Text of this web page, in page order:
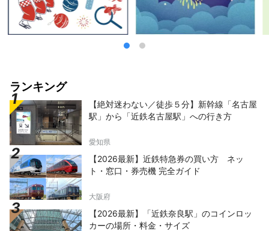
ランキング
【絶対迷わない／徒歩５分】新幹線「名古屋
駅」から「近鉄名古屋駅」への行き方
愛知県
【2026最新】近鉄特急券の買い方 ネッ
ト・窓口・券売機 完全ガイド
大阪府
【2026最新】「近鉄奈良駅」のコインロッ
カーの場所・料金・サイズ